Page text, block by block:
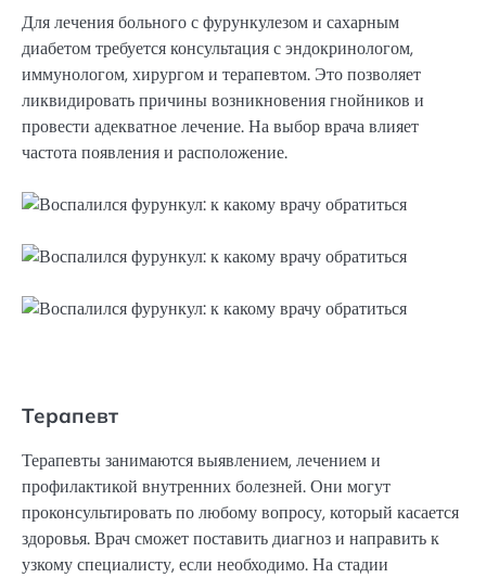
Для лечения больного с фурункулезом и сахарным
диабетом требуется консультация с эндокринологом,
иммунологом, хирургом и терапевтом. Это позволяет
ликвидировать причины возникновения гнойников и
провести адекватное лечение. На выбор врача влияет
частота появления и расположение.
Терапевт
Терапевты занимаются выявлением, лечением и
профилактикой внутренних болезней. Они могут
проконсультировать по любому вопросу, который касается
здоровья. Врач сможет поставить диагноз и направить к
узкому специалисту, если необходимо. На стадии